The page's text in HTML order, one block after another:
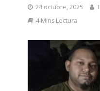
24 octubre, 2025
4 Mins Lectura